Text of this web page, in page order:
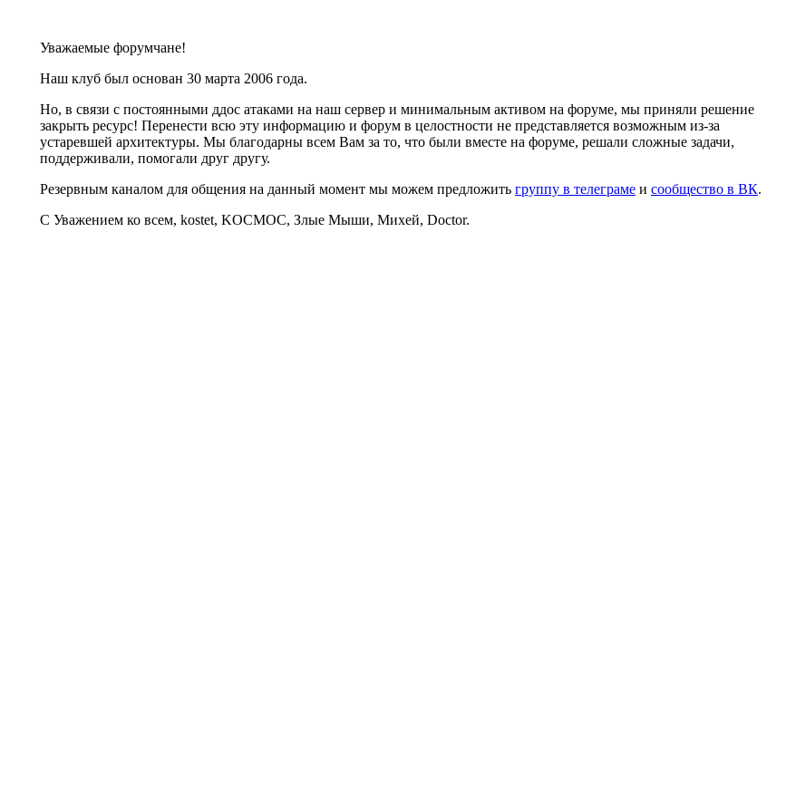
Уважаемые форумчане!
Наш клуб был основан 30 марта 2006 года.
Но, в связи с постоянными ддос атаками на наш сервер и минимальным активом на форуме, мы приняли решение
закрыть ресурс! Перенести всю эту информацию и форум в целостности не представляется возможным из-за
устаревшей архитектуры. Мы благодарны всем Вам за то, что были вместе на форуме, решали сложные задачи,
поддерживали, помогали друг другу.
Резервным каналом для общения на данный момент мы можем предложить группу в телеграме и сообщество в ВК.
С Уважением ко всем, kostet, KOCMOC, Злые Мыши, Михей, Doctor.